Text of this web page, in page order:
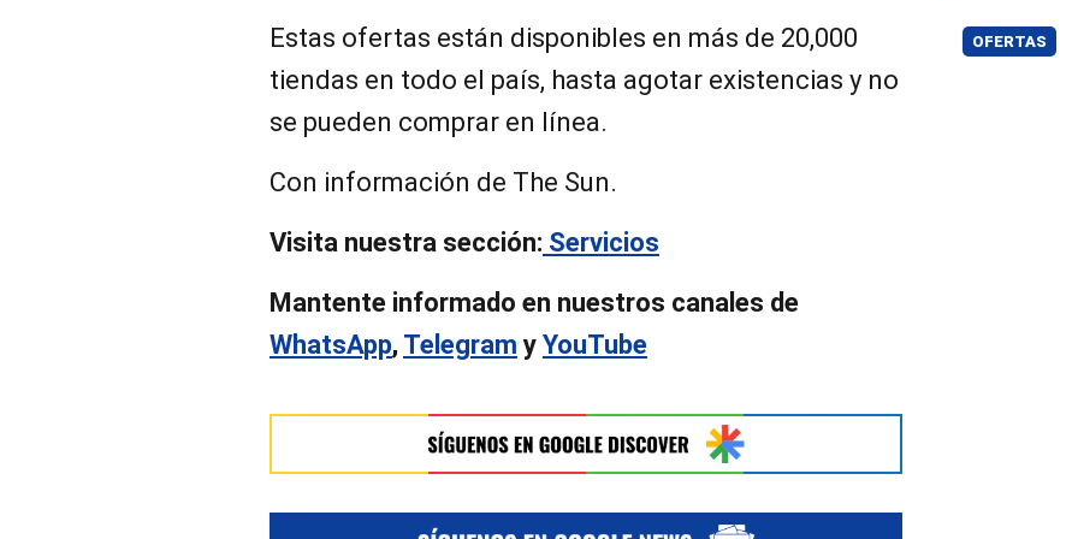
Estas ofertas están disponibles en más de 20,000
tiendas en todo el país, hasta agotar existencias y no
se pueden comprar en línea.
Con información de The Sun.
Visita nuestra sección: Servicios
Mantente informado en nuestros canales de
WhatsApp, Telegram y YouTube
OFERTAS